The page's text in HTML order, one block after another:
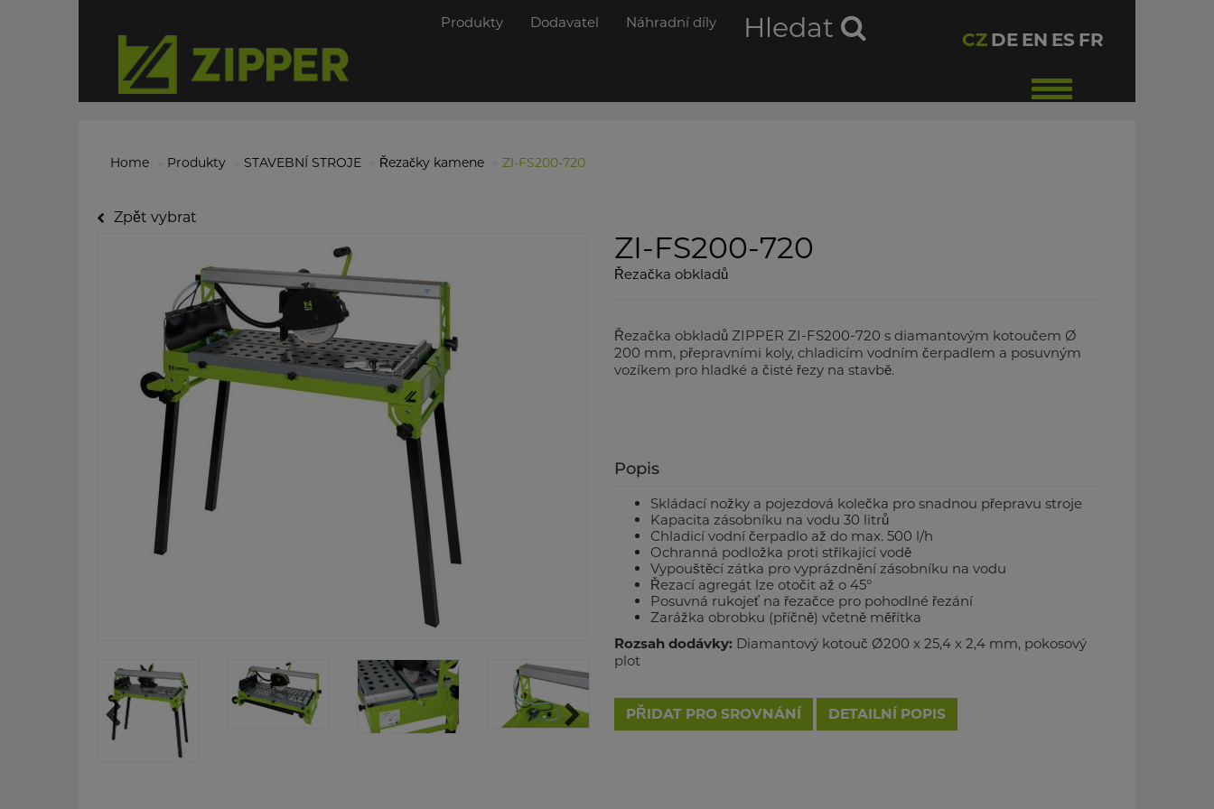
Toggle
navigation
CZ DE EN ES FR
Produkty Dodavatel Náhradní díly Hledat
Home Produkty STAVEBNÍ STROJE Řezačky kamene ZI-FS200-720
Zpět vybrat
ZI-FS200-720
Řezačka obkladů
Řezačka obkladů ZIPPER ZI-FS200-720 s diamantovým kotoučem Ø
200 mm, přepravními koly, chladicím vodním čerpadlem a posuvným
vozíkem pro hladké a čisté řezy na stavbě.
Popis
Skládací nožky a pojezdová kolečka pro snadnou přepravu stroje
Kapacita zásobníku na vodu 30 litrů
Chladicí vodní čerpadlo až do max. 500 l/h
Ochranná podložka proti stříkající vodě
Vypouštěcí zátka pro vyprázdnění zásobníku na vodu
Řezací agregát lze otočit až o 45°
Posuvná rukojeť na řezačce pro pohodlné řezání
Zarážka obrobku (příčně) včetně měřítka
Rozsah dodávky:Diamantový kotouč Ø200 x 25,4 x 2,4 mm, pokosový
plot
PŘIDAT PRO SROVNÁNÍ DETAILNÍ POPIS